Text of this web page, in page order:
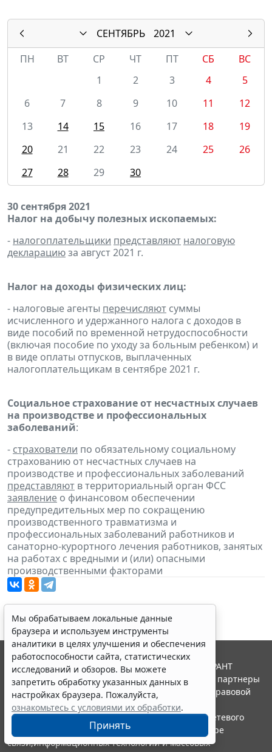
СЕНТЯБРЬ
2021
ПН
ВТ СР ЧТ ПТ СБ
ВС
1
2 3 4
5
6
7 8 9 10 11
12
13
14 15 16 17 18
19
20
21 22 23 24 25
26
27
28 29 30
30 сентября 2021
Налог на добычу полезных ископаемых:
- налогоплательщики представляют налоговую
декларациюза август 2021 г.
Налог на доходы физических лиц:
- налоговые агенты перечисляют суммы
исчисленного и удержанного налога с доходов в
виде пособий по временной нетрудоспособности
(включая пособие по уходу за больным ребенком) и
в виде оплаты отпусков, выплаченных
налогоплательщикам в сентябре 2021 г.
Социальное страхование от несчастных случаев
на производстве и профессиональных
заболеваний:
- страхователи по обязательному социальному
страхованию от несчастных случаев на
производстве и профессиональных заболеваний
представляют в территориальный орган ФСС
заявление о финансовом обеспечении
предупредительных мер по сокращению
производственного травматизма и
профессиональных заболеваний работников и
санаторно-курортного лечения работников, занятых
на работах с вредными и (или) опасными
производственными факторами
Мы обрабатываем локальные данные
браузера и используем инструменты
аналитики в целях улучшения и обеспечения
работоспособности сайта, статистических
исследований и обзоров. Вы можете
запретить обработку указанных данных в
настройках браузера. Пожалуйста,
ознакомьтесь с условиями их обработки.
Принять
© ООО "НПП "ГАРАНТ-СЕРВИС", 2026. Система ГАРАНТ
выпускается с 1990 года. Компания "Гарант" и ее партнеры
являются участниками Российской ассоциации правовой
информации ГАРАНТ.
Портал ГАРАНТ.РУ зарегистрирован в качестве сетевого
издания Федеральной службой по надзору в сфере
связи,информационных технологий и массовых